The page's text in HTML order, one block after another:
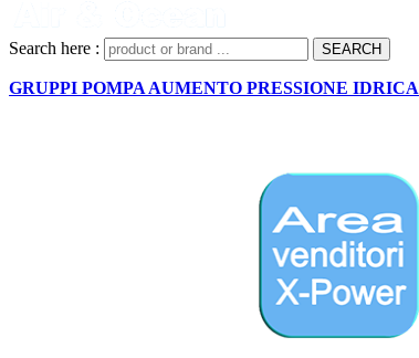
Search here :
GRUPPI POMPA AUMENTO PRESSIONE IDRICA